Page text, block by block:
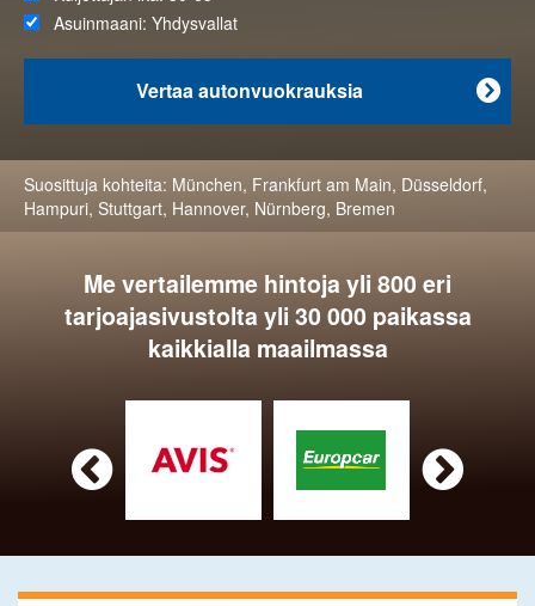
Asuinmaani: Yhdysvallat

Vertaa autonvuokrauksia
Suosittuja kohteita: München, Frankfurt am Main, Düsseldorf,
Hampuri, Stuttgart, Hannover, Nürnberg, Bremen
Me vertailemme hintoja yli 800 eri
tarjoajasivustolta yli 30 000 paikassa
kaikkialla maailmassa
 